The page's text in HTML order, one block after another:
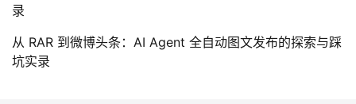
学
持
录
从 RAR 到微博头条：AI Agent 全自动图文发布的探索与踩
坑实录